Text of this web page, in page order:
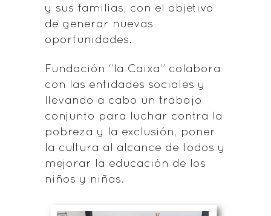
y sus familias, con el objetivo
de generar nuevas
oportunidades.
Fundación “la Caixa” colabora
con las entidades sociales y
llevando a cabo un trabajo
conjunto para luchar contra la
pobreza y la exclusión, poner
la cultura al alcance de todos y
mejorar la educación de los
niños y niñas.